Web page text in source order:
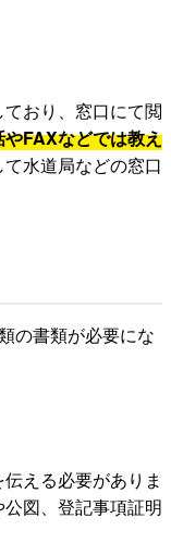
おり、窓口にて閲
やFAXなどでは教え
水道局などの窓口
の書類が必要にな
える必要がありま
図、登記事項証明